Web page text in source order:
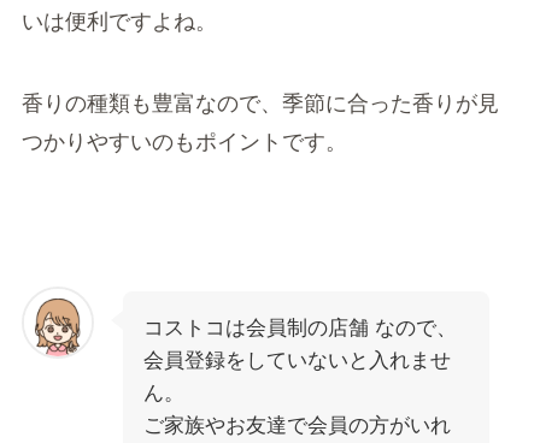
いは便利ですよね。
香りの種類も豊富なので、季節に合った香りが見
つかりやすいのもポイントです。
コストコは会員制の店舗 なので、
会員登録をしていないと入れませ
ん。
ご家族やお友達で会員の方がいれ